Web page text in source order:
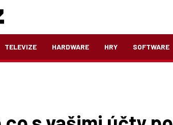
TELEVIZE HARDWARE HRY SOFTWARE